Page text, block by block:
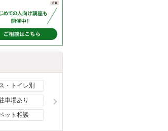
・トイレ別
車場あり
ット相談